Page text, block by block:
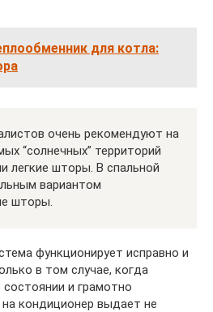
для котла:
очень рекомендуют на
“солнечных” территорий
легкие шторы. В спальной
вариантом
шторы.
функционирует исправно и
в том случае, когда
и грамотно
кондиционер выдает не